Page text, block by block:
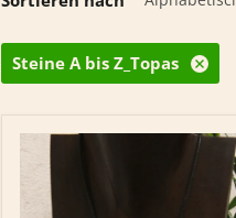
Steine A bis Z_Topas